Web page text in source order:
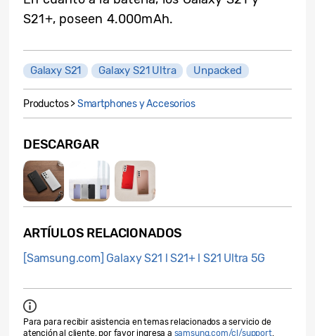
S21+, poseen 4.000mAh.
Galaxy S21 Galaxy S21 Ultra Unpacked
Productos >Smartphones y Accesorios
DESCARGAR
ARTÍULOS RELACIONADOS
[Samsung.com] Galaxy S21 l S21+ l S21 Ultra 5G
Para para recibir asistencia en temas relacionados a servicio de
atención al cliente, por favor ingresa a samsung.com/cl/support.